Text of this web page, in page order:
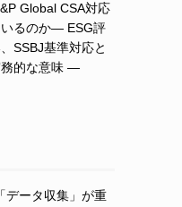
Global CSA対応
るのか― ESG評
SSBJ基準対応と
務的な意味 ―
データ収集」が重